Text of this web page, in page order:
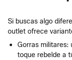
Si buscas algo
outlet ofrece
Gorras militares:
toque rebelde a